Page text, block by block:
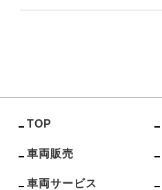
TOP
車両販売
車両サービス